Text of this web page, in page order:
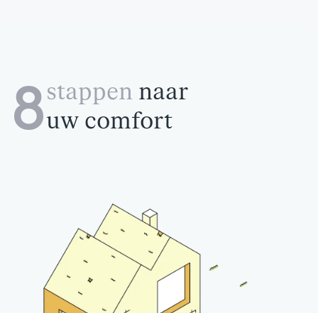
8stappen naar
uw comfort